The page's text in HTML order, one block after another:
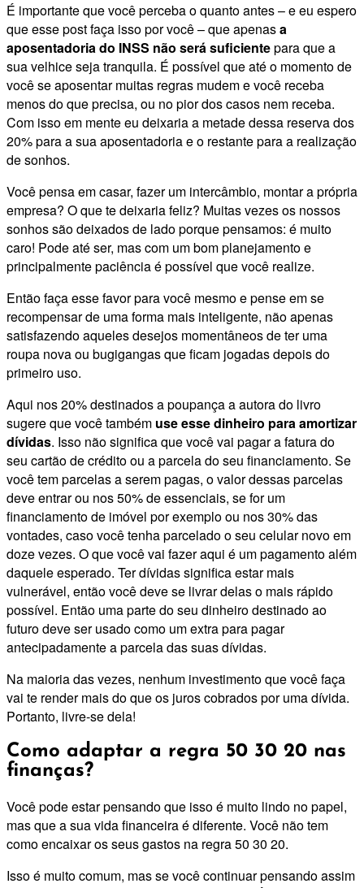
É importante que você perceba o quanto antes – e eu espero
que esse post faça isso por você – que apenasa
aposentadoria do INSS não será suficientepara que a
sua velhice seja tranquila. É possível que até o momento de
você se aposentar muitas regras mudem e você receba
menos do que precisa, ou no pior dos casos nem receba.
Com isso em mente eu deixaria a metade dessa reserva dos
20% para a sua aposentadoria e o restante para a realização
de sonhos.
Você pensa em casar, fazer um intercâmbio, montar a própria
empresa? O que te deixaria feliz? Muitas vezes os nossos
sonhos são deixados de lado porque pensamos: é muito
caro! Pode até ser, mas com um bom planejamento e
principalmente paciência é possível que você realize.
Então faça esse favor para você mesmo e pense em se
recompensar de uma forma mais inteligente, não apenas
satisfazendo aqueles desejos momentâneos de ter uma
roupa nova ou bugigangas que ficam jogadas depois do
primeiro uso.
Aqui nos 20% destinados a poupança a autora do livro
sugere que você também use esse dinheiro para amortizar
dívidas. Isso não significa que você vai pagar a fatura do
seu cartão de crédito ou a parcela do seu financiamento. Se
você tem parcelas a serem pagas, o valor dessas parcelas
deve entrar ou nos 50% de essenciais, se for um
financiamento de imóvel por exemplo ou nos 30% das
vontades, caso você tenha parcelado o seu celular novo em
doze vezes. O que você vai fazer aqui é um pagamento além
daquele esperado. Ter dívidas significa estar mais
vulnerável, então você deve se livrar delas o mais rápido
possível. Então uma parte do seu dinheiro destinado ao
futuro deve ser usado como um extra para pagar
antecipadamente a parcela das suas dívidas.
Na maioria das vezes, nenhum investimento que você faça
vai te render mais do que os juros cobrados por uma dívida.
Portanto, livre-se dela!
Como adaptar a regra 50 30 20 nas
finanças?
Você pode estar pensando que isso é muito lindo no papel,
mas que a sua vida financeira é diferente. Você não tem
como encaixar os seus gastos na regra 50 30 20.
Isso é muito comum, mas se você continuar pensando assim